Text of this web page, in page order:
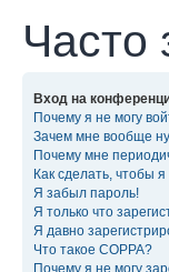
Часто
Вход на
Почему я не могу
Зачем мне вообще
Почему мне
Как сделать, чтобы
Я забыл пароль!
Я только что
Я давно
Что такое COPPA?
Почему я не могу